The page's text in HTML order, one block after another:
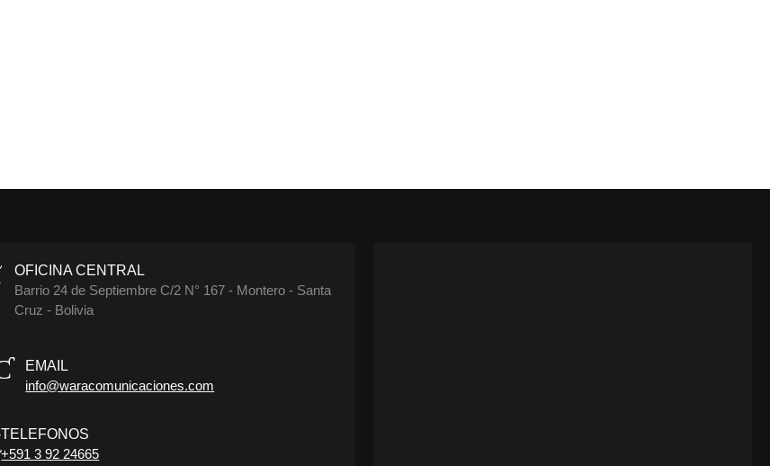
OFICINA CENTRAL
Barrio 24 de Septiembre C/2 N° 167 - Montero - Santa
Cruz - Bolivia
EMAIL
info@waracomunicaciones.com
TELEFONOS
+591 3 92 24665